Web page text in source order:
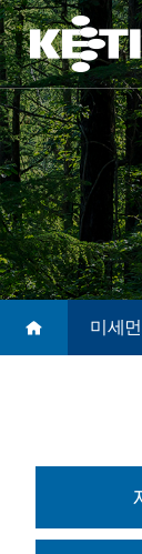
미세